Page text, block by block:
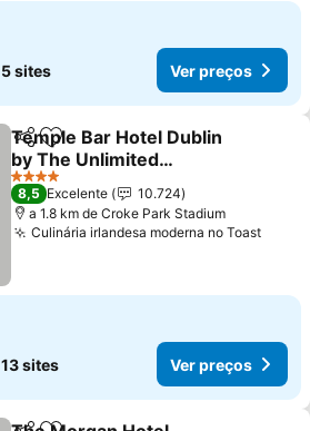
5 sites Ver preços
PartilharAdicionar aos favoritos
Temple Bar Hotel Dublin
by The Unlimited
Collection
4 Estrelas
8,5 Excelente
10.724
a 1.8 km de Croke Park Stadium
Culinária irlandesa moderna no Toast
13 sites Ver preços